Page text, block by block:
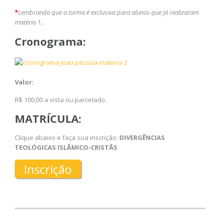
*Lembrando que a turma é exclusiva para alunos que já realizaram
matéria 1.
Cronograma:
Valor:
R$ 100,00 a vista ou parcelado.
MATRÍCULA:
Clique abaixo e faça sua inscrição: DIVERGÊNCIAS
TEOLÓGICAS ISLÂMICO-CRISTÃS
Inscrição